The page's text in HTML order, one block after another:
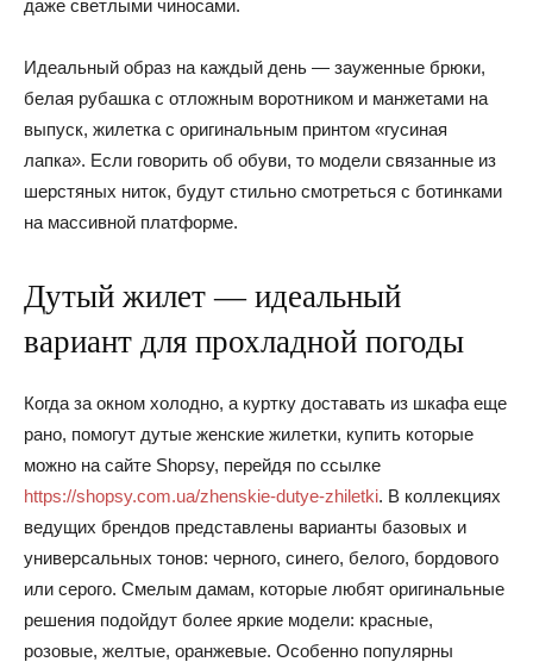
даже светлыми чиносами.
Идеальный образ на каждый день — зауженные брюки,
белая рубашка с отложным воротником и манжетами на
выпуск, жилетка с оригинальным принтом «гусиная
лапка». Если говорить об обуви, то модели связанные из
шерстяных ниток, будут стильно смотреться с ботинками
на массивной платформе.
Дутый жилет — идеальный
вариант для прохладной погоды
Когда за окном холодно, а куртку доставать из шкафа еще
рано, помогут дутые женские жилетки, купить которые
можно на сайте Shopsy, перейдя по ссылке
https://shopsy.com.ua/zhenskie-dutye-zhiletki. В коллекциях
ведущих брендов представлены варианты базовых и
универсальных тонов: черного, синего, белого, бордового
или серого. Смелым дамам, которые любят оригинальные
решения подойдут более яркие модели: красные,
розовые, желтые, оранжевые. Особенно популярны